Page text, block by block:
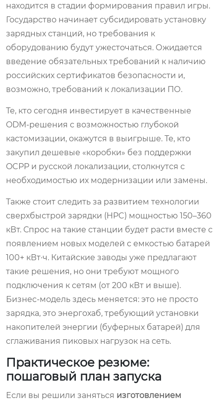
находится в стадии формирования правил игры.
Государство начинает субсидировать установку
зарядных станций, но требования к
оборудованию будут ужесточаться. Ожидается
введение обязательных требований к наличию
российских сертификатов безопасности и,
возможно, требований к локализации ПО.
Те, кто сегодня инвестирует в качественные
ODM-решения с возможностью глубокой
кастомизации, окажутся в выигрыше. Те, кто
закупил дешевые «коробки» без поддержки
OCPP и русской локализации, столкнутся с
необходимостью их модернизации или замены.
Также стоит следить за развитием технологии
сверхбыстрой зарядки (HPC) мощностью 150–360
кВт. Спрос на такие станции будет расти вместе с
появлением новых моделей с емкостью батарей
100+ кВт·ч. Китайские заводы уже предлагают
такие решения, но они требуют мощного
подключения к сетям (от 200 кВт и выше).
Бизнес-модель здесь меняется: это не просто
зарядка, это энергохаб, требующий установки
накопителей энергии (буферных батарей) для
сглаживания пиковых нагрузок на сеть.
Практическое резюме:
пошаговый план запуска
Если вы решили заняться изготовлением